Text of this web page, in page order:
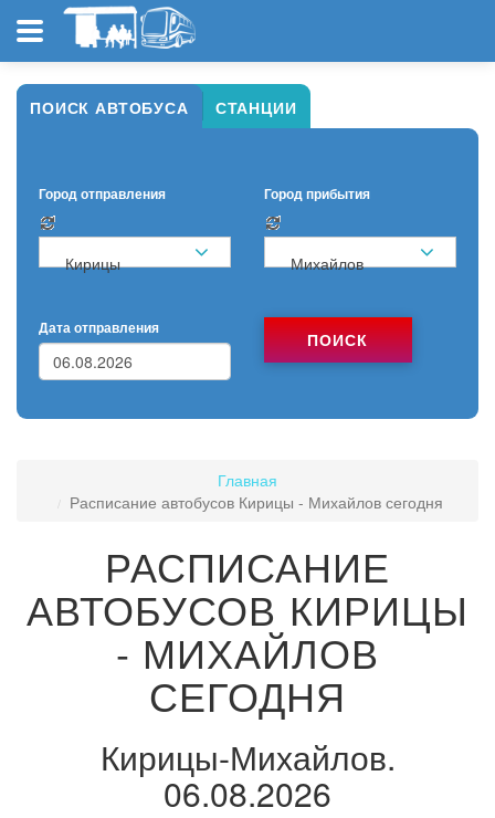
ПОИСК АВТОБУСА СТАНЦИИ
Город отправления
Кирицы
Город прибытия
Михайлов
Дата отправления
ПОИСК
Главная
Расписание автобусов Кирицы - Михайлов сегодня
РАСПИСАНИЕ
АВТОБУСОВ КИРИЦЫ
- МИХАЙЛОВ
СЕГОДНЯ
Кирицы-Михайлов.
06.08.2026